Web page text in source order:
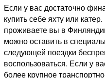
Если у вас достаточно
купить себе яхту или
проживаете вы в
можно оставить в
следующей поездки
воспользоваться. Если у
более крупное